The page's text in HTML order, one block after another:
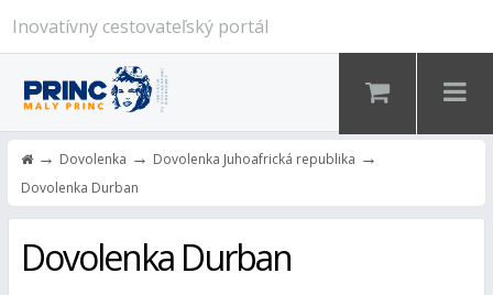
Inovatívny cestovateľský portál
→ Dovolenka → Dovolenka Juhoafrická republika →
Dovolenka Durban
Dovolenka Durban